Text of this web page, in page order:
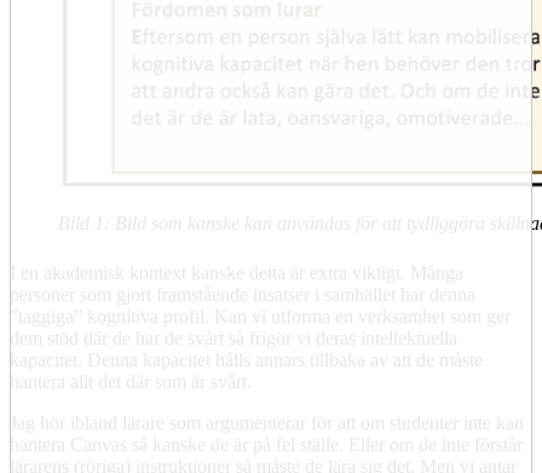
Bild 1: Bild som kanske kan användas för att tydliggöra
I en akademisk kontext kanske detta är extra viktigt. Många
personer som gjort framstående insatser i samhället har denna
”taggiga” kognitiva profil. Kan vi utforma en verksamhet som ger
dem stöd där de har de svårt så frigör vi deras intellektuella
kapacitet. Denna kapacitet hålls annars tillbaka av att de måste
hantera allt det där som är svårt.
Jag hör ibland lärare som argumenterar för att om studenter inte kan
hantera Canvas så kanske de är på fel ställe. Eller om de inte förstår
lärarens (röriga) instruktioner så måste de lära sig det. Men vi antar